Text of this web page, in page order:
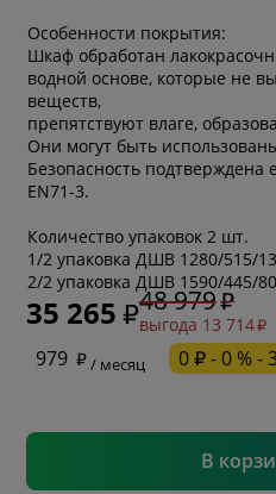
Особенности покрытия:
Шкаф обработан
водной основе, которые не
веществ,
препятствуют влаге,
Они могут быть
Безопасность подтверждена
EN71-3.
Количество упаковок 2 шт.
1/2 упаковка ДШВ 1280/515/
2/2 упаковка ДШВ 1590/445/
35 265 48 979
выгода 13 714
979
/ месяц 0 ₽ - 0 % -
В
* обязательное поле
* необязательное поле